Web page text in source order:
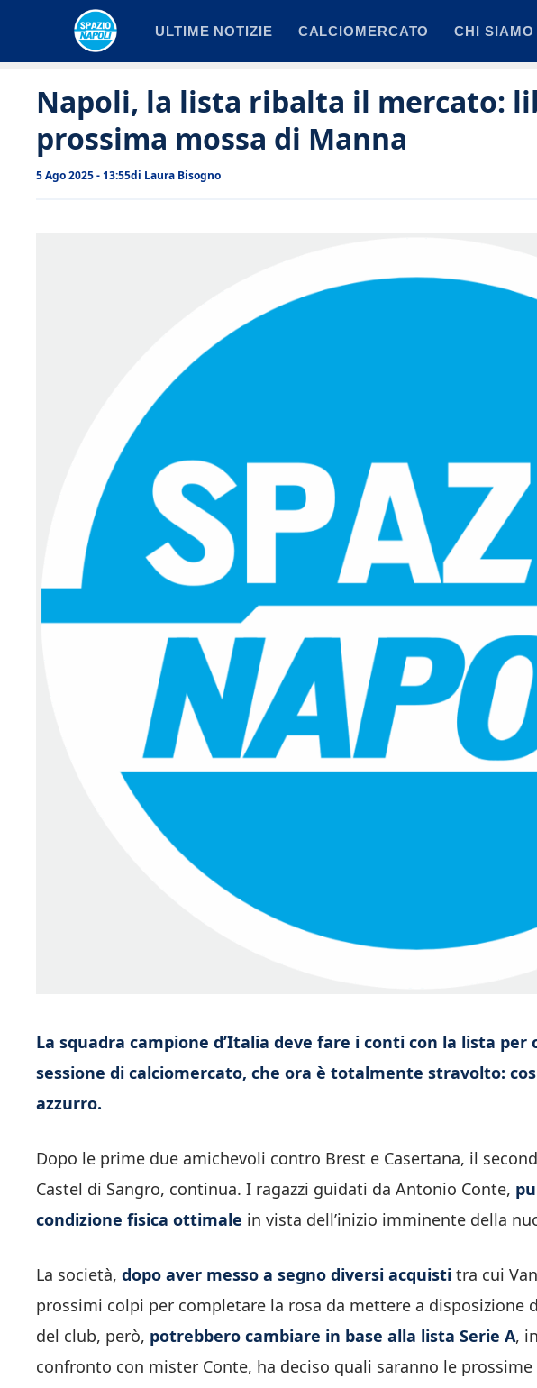
ULTIME NOTIZIE CALCIOMERCATO CHI SIAMO
Napoli, la lista ribalta il mercato:
prossima mossa di Manna
5 Ago 2025 - 13:55di Laura Bisogno
La squadra campione d’Italia deve fare i conti con la lista
sessione di calciomercato, che ora è totalmente stravolto:
azzurro.
Dopo le prime due amichevoli contro Brest e Casertana, il
Castel di Sangro, continua. I ragazzi guidati da Antonio Conte,
condizione fisica ottimale in vista dell’inizio imminente della
La società, dopo aver messo a segno diversi acquisti tra cui
prossimi colpi per completare la rosa da mettere a disposizione
del club, però, potrebbero cambiare in base alla lista Serie A,
confronto con mister Conte, ha deciso quali saranno le